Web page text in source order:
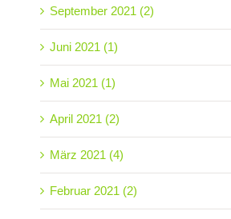
September 2021 (2)
Juni 2021 (1)
Mai 2021 (1)
April 2021 (2)
März 2021 (4)
Februar 2021 (2)